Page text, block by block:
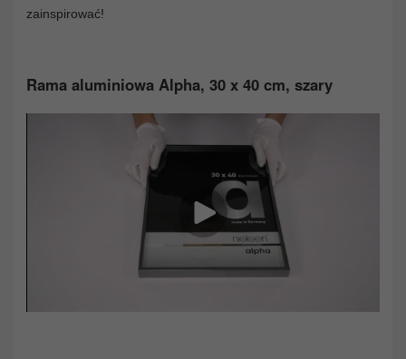
zainspirować!
Rama aluminiowa Alpha, 30 x 40 cm, szary